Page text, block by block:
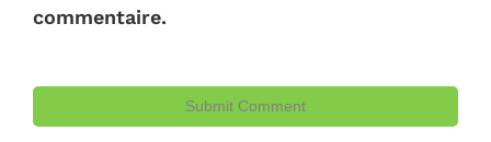
commentaire.